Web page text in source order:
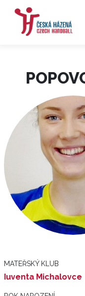
MATEŘSKÝ KLUB
Iuventa Michalovce